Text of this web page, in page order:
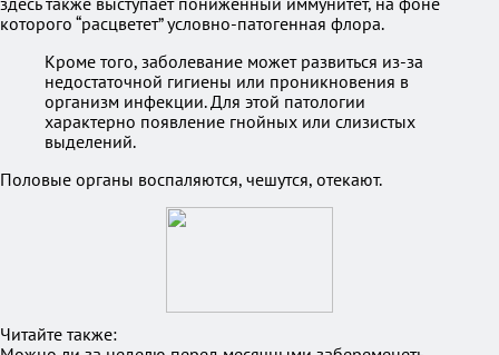
которого “расцветет” условно-патогенная флора.
Кроме того, заболевание может развиться из-за
недостаточной гигиены или проникновения в
организм инфекции. Для этой патологии
характерно появление гнойных или слизистых
выделений.
Половые органы воспаляются, чешутся, отекают.
Читайте также: